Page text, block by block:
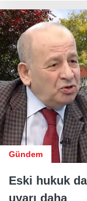
Gündem
Eski hukuk
uyarı daha